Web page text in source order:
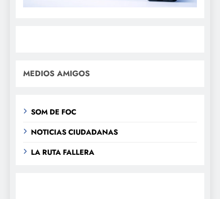
MEDIOS AMIGOS
SOM DE FOC
NOTICIAS CIUDADANAS
LA RUTA FALLERA